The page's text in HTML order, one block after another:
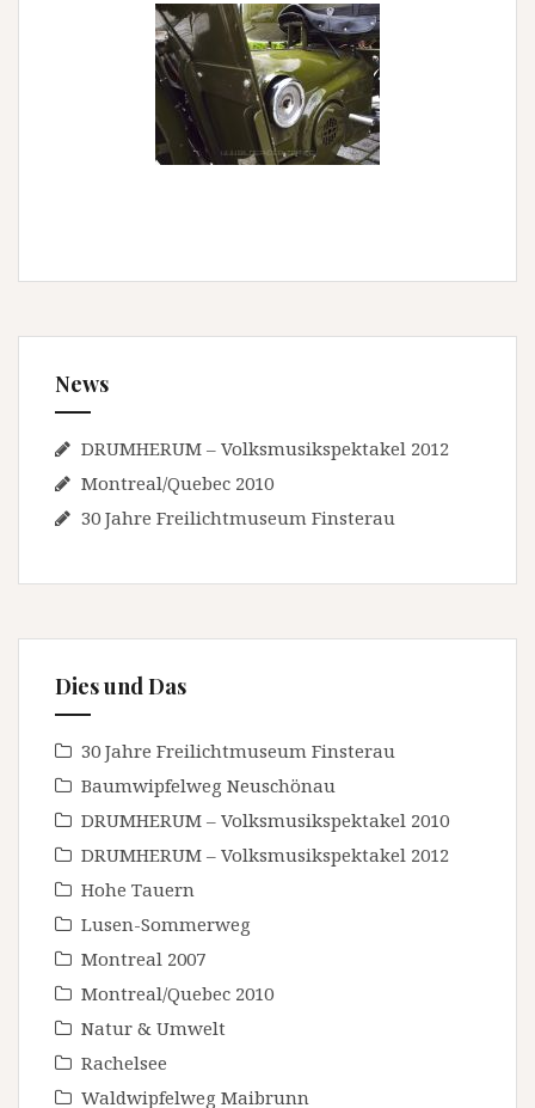
News
DRUMHERUM – Volksmusikspektakel 2012
Montreal/Quebec 2010
30 Jahre Freilichtmuseum Finsterau
Dies und Das
30 Jahre Freilichtmuseum Finsterau
Baumwipfelweg Neuschönau
DRUMHERUM – Volksmusikspektakel 2010
DRUMHERUM – Volksmusikspektakel 2012
Hohe Tauern
Lusen-Sommerweg
Montreal 2007
Montreal/Quebec 2010
Natur & Umwelt
Rachelsee
Waldwipfelweg Maibrunn